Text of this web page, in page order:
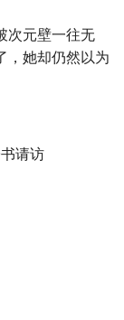
次元壁一往无
，她却仍然以为
请访